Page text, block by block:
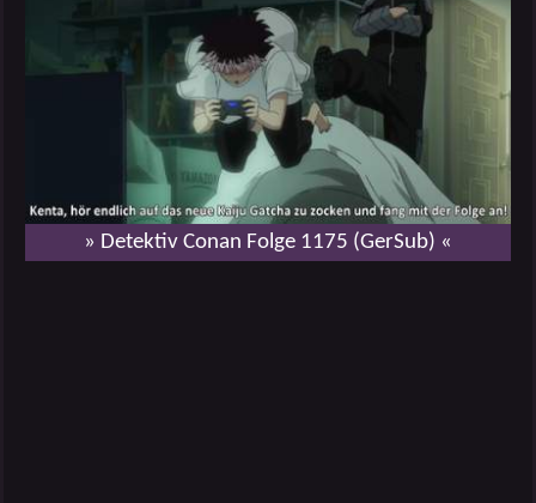
» Detektiv Conan Folge 1175 (GerSub) «